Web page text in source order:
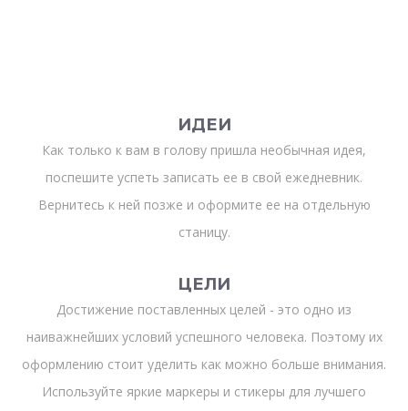
ИДЕИ
Как только к вам в голову пришла необычная идея,
поспешите успеть записать ее в свой ежедневник.
Вернитесь к ней позже и оформите ее на отдельную
станицу.
ЦЕЛИ
Достижение поставленных целей - это одно из
наиважнейших условий успешного человека. Поэтому их
оформлению стоит уделить как можно больше внимания.
Используйте яркие маркеры и стикеры для лучшего